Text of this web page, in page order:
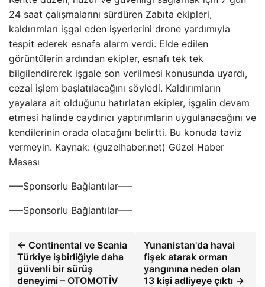
24 saat çalışmalarını sürdüren Zabıta ekipleri,
kaldırımları işgal eden işyerlerini drone yardımıyla
tespit ederek esnafa alarm verdi. Elde edilen
görüntülerin ardından ekipler, esnafı tek tek
bilgilendirerek işgale son verilmesi konusunda uyardı,
cezai işlem başlatılacağını söyledi. Kaldırımların
yayalara ait olduğunu hatırlatan ekipler, işgalin devam
etmesi halinde caydırıcı yaptırımların uygulanacağını ve
kendilerinin orada olacağını belirtti. Bu konuda taviz
vermeyin. Kaynak: (guzelhaber.net) Güzel Haber
Masası
—–Sponsorlu Bağlantılar—–
—–Sponsorlu Bağlantılar—–
← Continental ve Scania
Türkiye işbirliğiyle daha
güvenli bir sürüş
deneyimi – OTOMOTİV
Yunanistan'da havai
fişek atarak orman
yangınına neden olan
13 kişi adliyeye çıktı →